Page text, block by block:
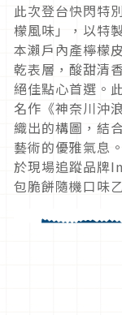
此次登台快閃特
檬風味」，以特
本瀨戶內產檸檬
乾表層，酸甜清
絕佳點心首選。
名作《神奈川沖
織出的構圖，結
藝術的優雅氣息
於現場追蹤品牌
包脆餅隨機口味